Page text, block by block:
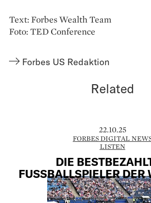
Text: Forbes Wealth Team
Foto: TED Conference
Forbes US Redaktion
Related
22.10.25
FORBES DIGITAL
LISTEN
DIE
FUSSBALLSPIELER DER